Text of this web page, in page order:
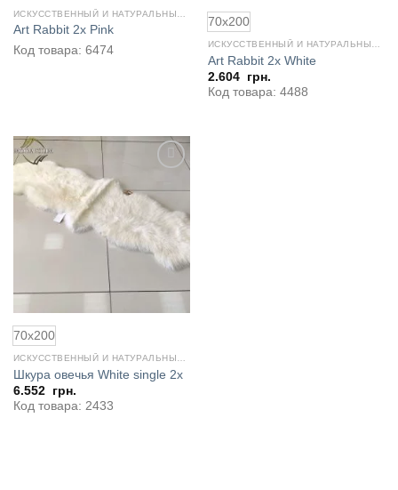
Art Rabbit 2x Pink
Код товара: 6474
70x200
ИСКУССТВЕННЫЙ И НАТУРАЛЬНЫЙ МЕХ
Art Rabbit 2x White
2.604 грн.
Код товара: 4488
в
избранное
70x200
Шкура овечья White single 2x
6.552 грн.
Код товара: 2433